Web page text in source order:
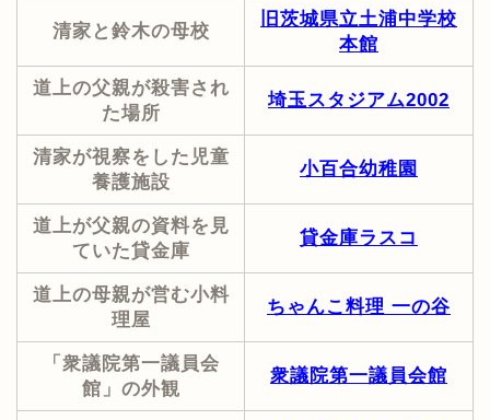
清家と鈴木の母校
旧茨城県立土浦中学校
本館
道上の父親が殺害され
た場所
埼玉スタジアム2002
清家が視察をした児童
養護施設
小百合幼稚園
道上が父親の資料を見
ていた貸金庫
貸金庫ラスコ
道上の母親が営む小料
理屋
ちゃんこ料理 一の谷
「衆議院第一議員会
館」の外観
衆議院第一議員会館